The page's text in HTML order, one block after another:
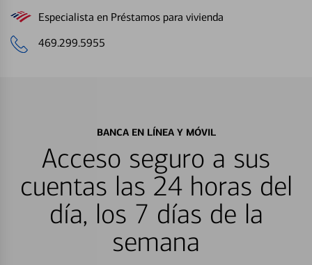
Especialista en Préstamos para vivienda
469.299.5955
BANCA EN LÍNEA Y MÓVIL
Acceso seguro a sus
cuentas las 24 horas del
día, los 7 días de la
semana